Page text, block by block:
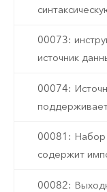
00073:
источник
00074:
00081: Набор
содержит
00082: